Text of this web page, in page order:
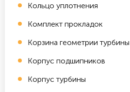
Кольцо уплотнения
Комплект прокладок
Корзина геометрии турбины
Корпус подшипников
Корпус турбины